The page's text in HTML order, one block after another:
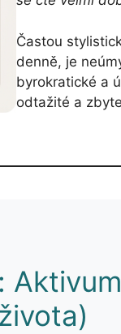
Častou
denně, je
byrokratické a
odtažité a